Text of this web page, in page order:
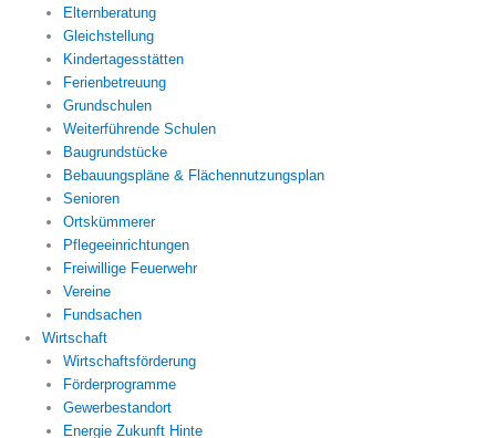
Elternberatung
Gleichstellung
Kindertagesstätten
Ferienbetreuung
Grundschulen
Weiterführende Schulen
Baugrundstücke
Bebauungspläne & Flächennutzungsplan
Senioren
Ortskümmerer
Pflegeeinrichtungen
Freiwillige Feuerwehr
Vereine
Fundsachen
Wirtschaft
Wirtschaftsförderung
Förderprogramme
Gewerbestandort
Energie Zukunft Hinte